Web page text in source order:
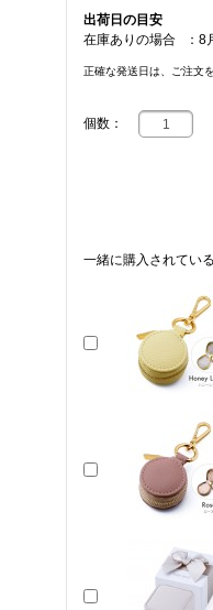
出荷日の目安
在庫ありの場合
： 8
正確な発送日は、ご注文
個数：
一緒に購入されてい